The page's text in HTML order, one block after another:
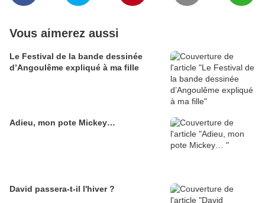
Vous aimerez aussi
Le Festival de la bande dessinée
d’Angoulême expliqué à ma fille
Adieu, mon pote Mickey…
David passera-t-il l'hiver ?